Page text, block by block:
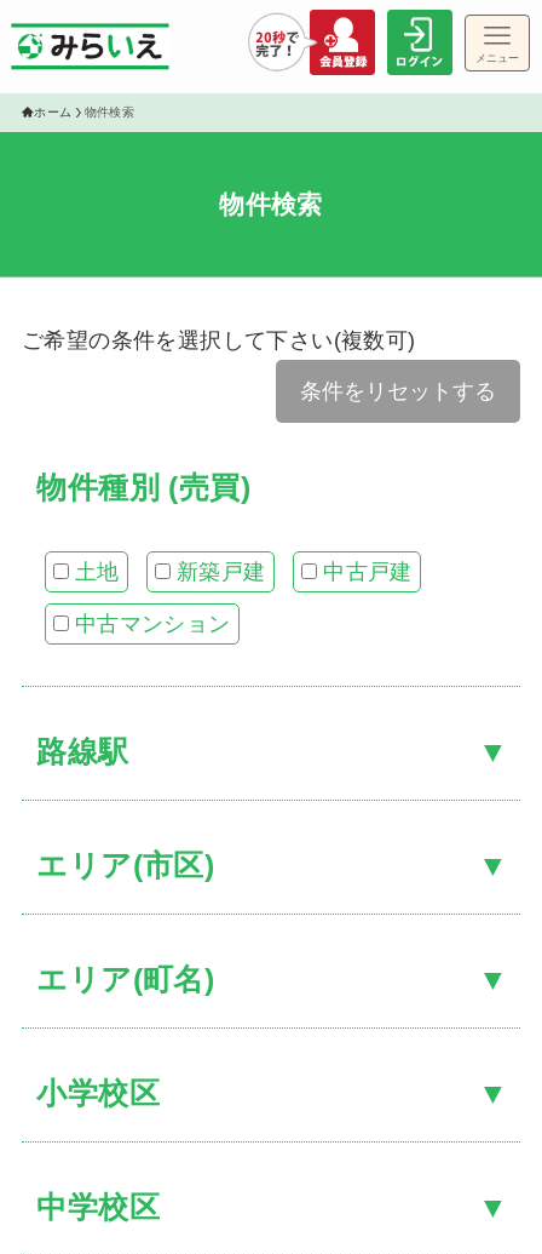
住宅
当社
スタ
メニュー
ホーム 物件検索
物件検索
ご希望の条件を選択して下さい(複数可)
条件をリセットする
物件種別 (売買)
土地 新築戸建 中古戸建
中古マンション
路線駅
エリア(市区)
エリア(町名)
小学校区
中学校区